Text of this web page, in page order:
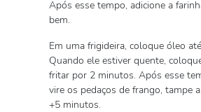
Após esse tempo, adicione a
bem.
Em uma frigideira, coloque óleo
Quando ele estiver quente,
fritar por 2 minutos. Após esse
vire os pedaços de frango, tampe
+5 minutos.